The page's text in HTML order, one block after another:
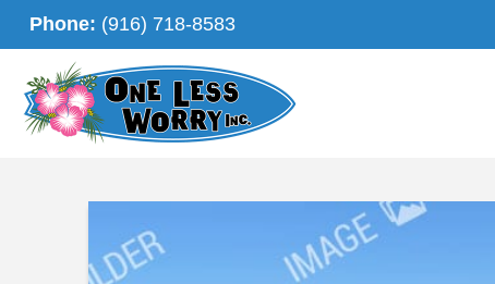
Phone: (916) 718-8583